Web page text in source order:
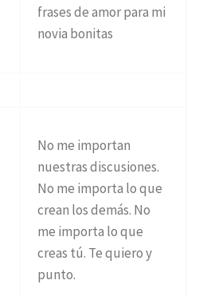
frases de amor para mi
novia bonitas
No me importan
nuestras discusiones.
No me importa lo que
crean los demás. No
me importa lo que
creas tú. Te quiero y
punto.